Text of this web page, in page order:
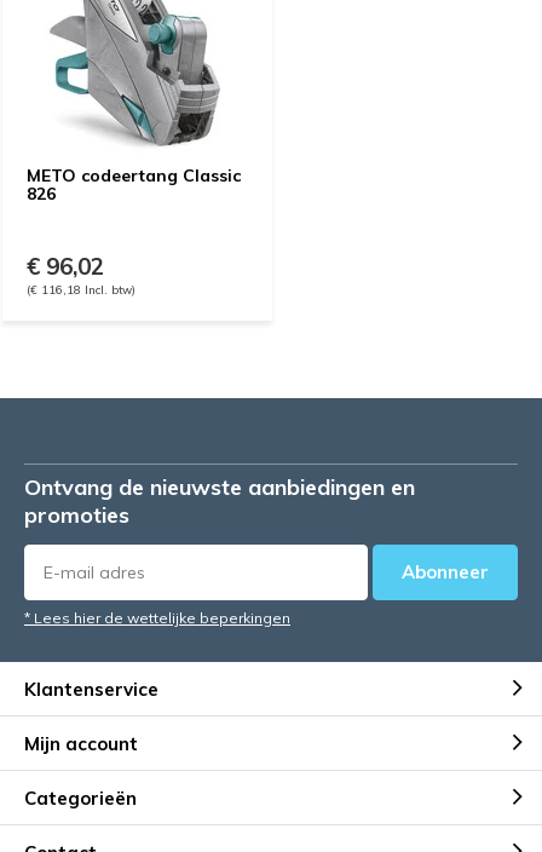
METO codeertang Classic
826
€ 96,02
(€ 116,18 Incl. btw)
Ontvang de nieuwste aanbiedingen en
promoties
Abonneer
* Lees hier de wettelijke beperkingen
Klantenservice
Mijn account
Categorieën